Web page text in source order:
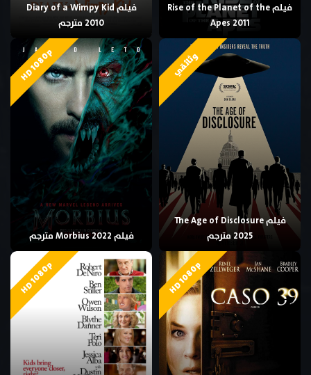
فيلم Rise of the Planet of the
Apes 2011
فيلم Diary of a Wimpy Kid
2010 مترجم
وثائقي
فيلم The Age of Disclosure
2025 مترجم
HD 1080p
فيلم Morbius 2022 مترجم
HD 1080p
HD 1080p